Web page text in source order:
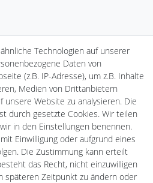
Technologien auf unserer
Daten von
(z.B. IP-Adresse), um z.B. Inhalte
Medien von Drittanbietern
unsere Website zu analysieren. Die
durch gesetzte Cookies. Wir teilen
in den Einstellungen benennen.
Einwilligung oder aufgrund eines
Die Zustimmung kann erteilt
das Recht, nicht einzuwilligen
späteren Zeitpunkt zu ändern oder